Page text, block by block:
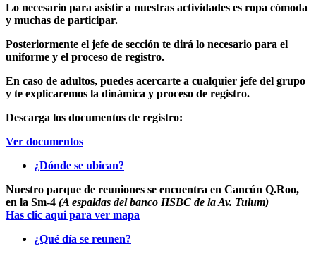
Lo necesario para asistir a nuestras actividades es ropa cómoda
y muchas de participar.
Posteriormente el jefe de sección te dirá lo necesario para el
uniforme y el proceso de registro.
En caso de adultos, puedes acercarte a cualquier jefe del grupo
y te explicaremos la dinámica y proceso de registro.
Descarga los documentos de registro:
Ver documentos
¿Dónde se ubican?
Nuestro parque de reuniones se encuentra en Cancún Q.Roo,
en la Sm-4 (A espaldas del banco HSBC de la Av. Tulum)
Has clic aqui para ver mapa
¿Qué día se reunen?